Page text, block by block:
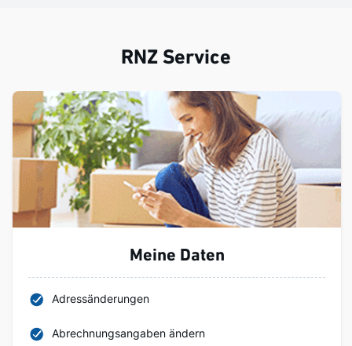
RNZ Service
Meine Daten
Adressänderungen
Abrechnungsangaben ändern